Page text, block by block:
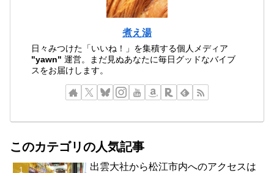
煮え湯
日々みつけた「いいね！」を集積する個人メディア
"yawn" 運営。まだ見ぬあなたに毎日グッドなバイブ
スをお届けします。
このカテゴリの人気記事
出雲大社から松江市内へのアクセスは